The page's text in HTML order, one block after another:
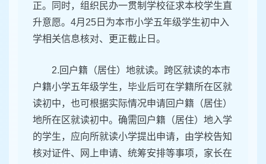
正。同时，组织民办一贯制学校征求本校学生直
升意愿。4月25日为本市小学五年级学生初中入
学相关信息核对、更正截止日。
2.回户籍（居住）地就读。跨区就读的本市
户籍小学五年级学生，毕业后可在学籍所在区就
读初中，也可根据实际情况申请回户籍（居住）
地所在区就读初中。确需回户籍（居住）地入学
的学生，应向所就读小学提出申请，由学校告知
核对证件、网上申请、统筹安排等事项，家长在